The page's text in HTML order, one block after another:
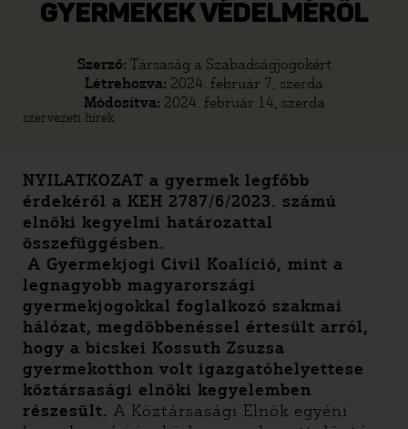
GYERMEKEK VÉDELMÉRŐL
Szerző: Társaság a Szabadságjogokért
Létrehozva: 2024. február 7, szerda
Módosítva: 2024. február 14, szerda
szervezeti hírek
NYILATKOZAT a gyermek legfőbb
érdekéről a KEH 2787/6/2023. számú
elnöki kegyelmi határozattal
összefüggésben.
A Gyermekjogi Civil Koalíció, mint a
legnagyobb magyarországi
gyermekjogokkal foglalkozó szakmai
hálózat, megdöbbenéssel értesült arról,
hogy a bicskei Kossuth Zsuzsa
gyermekotthon volt igazgatóhelyettese
köztársasági elnöki kegyelemben
részesült. A Köztársasági Elnök egyéni